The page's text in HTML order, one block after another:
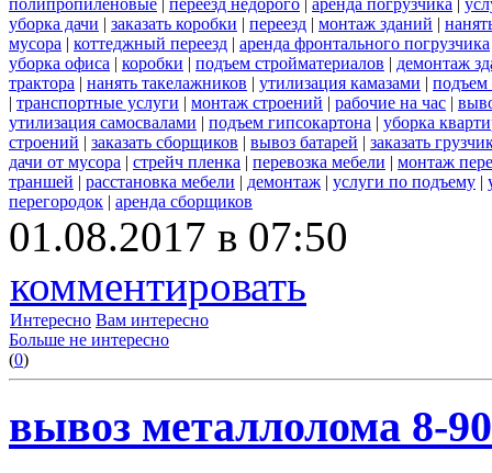
уборка дачи | заказать коробки | переезд | монтаж зданий |
мусора | коттеджный переезд | аренда фронтального погрузчика
уборка офиса | коробки | подъем стройматериалов | демонтаж
трактора | нанять такелажников | утилизация камазами | подъем
| транспортные услуги | монтаж строений | рабочие на час |
утилизация самосвалами | подъем гипсокартона | уборка
строений | заказать сборщиков | вывоз батарей | заказать
дачи от мусора | стрейч пленка | перевозка мебели | монтаж
траншей | расстановка мебели | демонтаж | услуги по подъему |
перегородок | аренда сборщиков
01.08.2017 в 07:50
комментировать
Интересно Вам интересно
Больше не интересно
(0)
вывоз металлолома 8-